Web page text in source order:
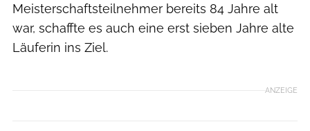
Meisterschaftsteilnehmer bereits 84 Jahre alt
war, schaffte es auch eine erst sieben Jahre alte
Läuferin ins Ziel.
ANZEIGE